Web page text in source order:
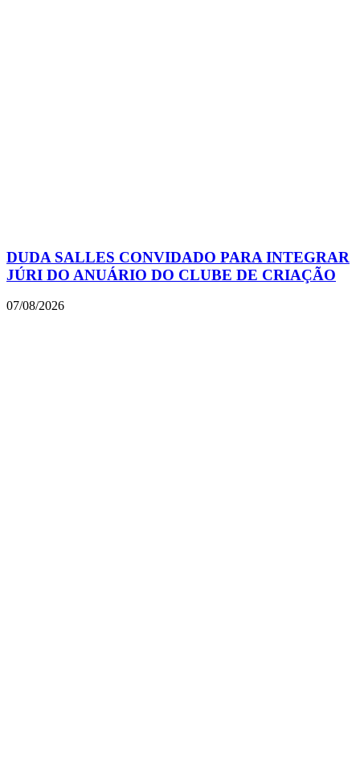
DUDA SALLES CONVIDADO PARA INTEGRAR
JÚRI DO ANUÁRIO DO CLUBE DE CRIAÇÃO
07/08/2026